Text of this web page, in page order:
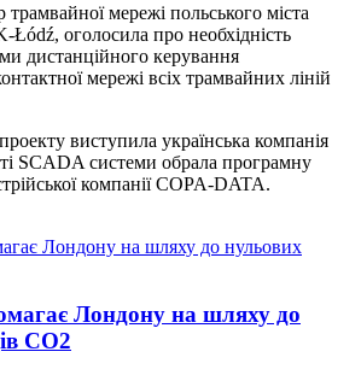
мережі польського міста
Łódź, оголосила про необхідність
дистанційного керування
мережі всіх трамвайних ліній
виступила українська компанія
SCADA системи обрала програмну
компанії COPA-DATA.
Лондону на шляху до
СО2